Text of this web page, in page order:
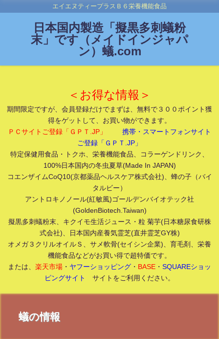
エイエヌティープラスＢ６栄養機能食品
日本国内製造「擬黒多刺蟻粉
末」です（メイドインジャパ
ン）蟻.com
＜お得な情報＞
期間限定ですが、会員登録だけでまずは、無料で３００ポイント獲
得をゲットして、お買い物ができます。
ＰＣサイトご登録「ＧＰＴ.JP」
携帯・スマートフォンサイト
ご登録「ＧＰＴ.JP」
特定保健用食品・トクホ、栄養機能食品、コラーゲンドリンク、
100%日本国内の冬虫夏草(Made In JAPAN)
コエンザイムCoQ10(京都薬品ヘルスケア株式会社)、蜂の子（バイ
タルビー）
アントロキノノール(紅敏風)ゴールデンバイオテック社
(GoldenBiotech.Taiwan)
擬黒多刺蟻粉末、キクイモ生活ジュース・粒 菊芋(日本糖尿食研株
式会社)、日本国内産養気霊芝(直井霊芝GY株)
オメガ３クリルオイルＳ、サメ軟骨(セイシン企業)、育毛剤、栄養
機能食品などがお買い得で超特価です。
または、 楽天市場 ・ ヤフーショッピング ・ BASE ・ SQUAREショッ
ピングサイト
サイトをご利用ください。
蟻の情報